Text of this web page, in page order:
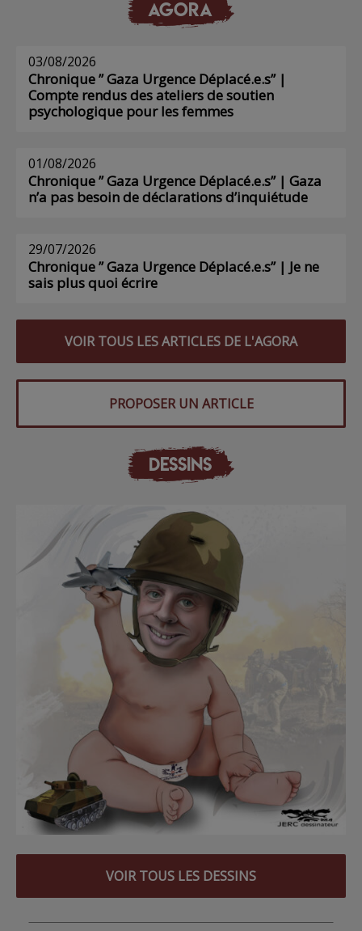
AGORA
03/08/2026
Chronique ” Gaza Urgence Déplacé.e.s” |
Compte rendus des ateliers de soutien
psychologique pour les femmes
01/08/2026
Chronique ” Gaza Urgence Déplacé.e.s” | Gaza
n’a pas besoin de déclarations d’inquiétude
29/07/2026
Chronique ” Gaza Urgence Déplacé.e.s” | Je ne
sais plus quoi écrire
VOIR TOUS LES ARTICLES DE L'AGORA
PROPOSER UN ARTICLE
DESSINS
VOIR TOUS LES DESSINS